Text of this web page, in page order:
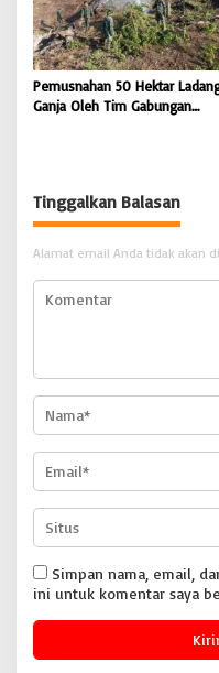
Pemusnahan 50 Hektar
Ganja Oleh Tim Gabungan
Tinggalkan Balasan
Alamat email Anda tidak akan
Simpan nama, email,
ini untuk komentar saya